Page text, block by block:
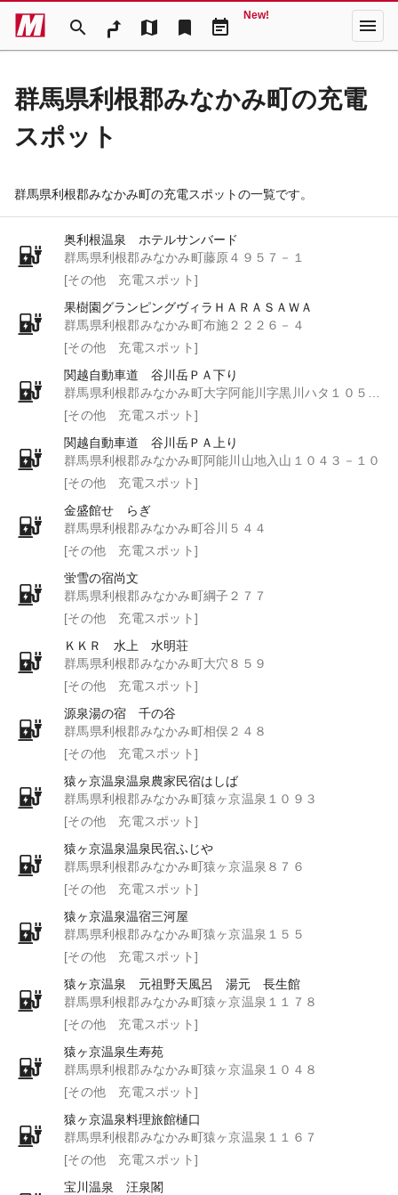
search map bookmark event_note
New! menu
群馬県利根郡みなかみ町の充電
スポット
群馬県利根郡みなかみ町の充電スポットの一覧です。
奥利根温泉 ホテルサンバード
群馬県利根郡みなかみ町藤原４９５７－１
[その他 充電スポット]
果樹園グランピングヴィラＨＡＲＡＳＡＷＡ
群馬県利根郡みなかみ町布施２２２６－４
[その他 充電スポット]
関越自動車道 谷川岳ＰＡ下り
群馬県利根郡みなかみ町大字阿能川字黒川ハタ１０５９－７
[その他 充電スポット]
関越自動車道 谷川岳ＰＡ上り
群馬県利根郡みなかみ町阿能川山地入山１０４３－１０
[その他 充電スポット]
金盛館せゝらぎ
群馬県利根郡みなかみ町谷川５４４
[その他 充電スポット]
蛍雪の宿尚文
群馬県利根郡みなかみ町綱子２７７
[その他 充電スポット]
ＫＫＲ 水上 水明荘
群馬県利根郡みなかみ町大穴８５９
[その他 充電スポット]
源泉湯の宿 千の谷
群馬県利根郡みなかみ町相俣２４８
[その他 充電スポット]
猿ヶ京温泉温泉農家民宿はしば
群馬県利根郡みなかみ町猿ヶ京温泉１０９３
[その他 充電スポット]
猿ヶ京温泉温泉民宿ふじや
群馬県利根郡みなかみ町猿ヶ京温泉８７６
[その他 充電スポット]
猿ヶ京温泉温宿三河屋
群馬県利根郡みなかみ町猿ヶ京温泉１５５
[その他 充電スポット]
猿ヶ京温泉 元祖野天風呂 湯元 長生館
群馬県利根郡みなかみ町猿ヶ京温泉１１７８
[その他 充電スポット]
猿ヶ京温泉生寿苑
群馬県利根郡みなかみ町猿ヶ京温泉１０４８
[その他 充電スポット]
猿ヶ京温泉料理旅館樋口
群馬県利根郡みなかみ町猿ヶ京温泉１１６７
[その他 充電スポット]
宝川温泉 汪泉閣